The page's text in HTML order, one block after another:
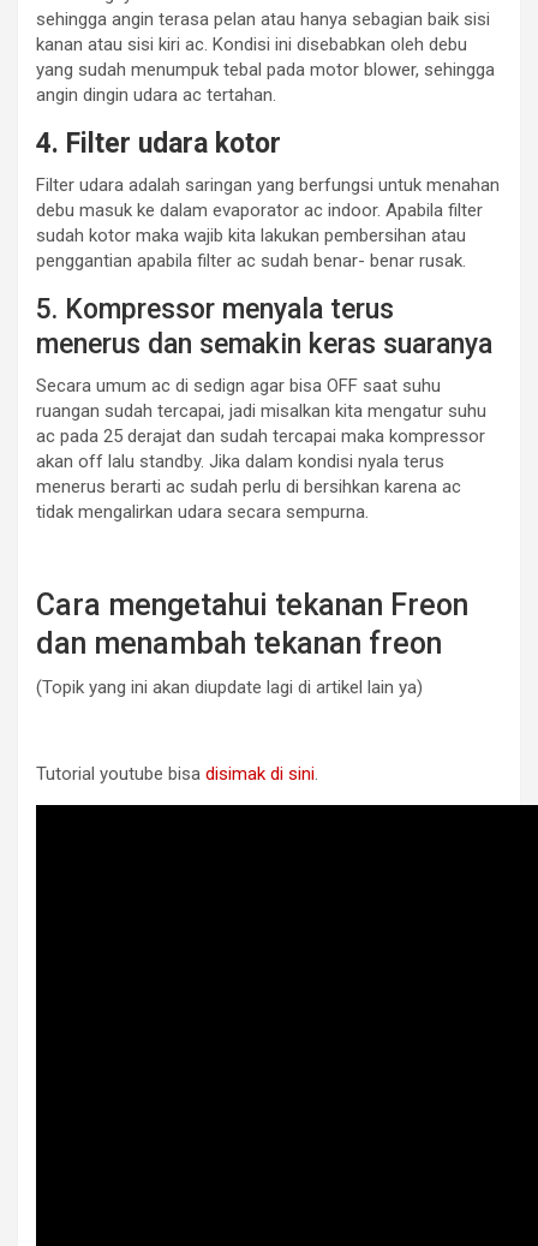
sehingga angin terasa pelan atau hanya sebagian baik sisi
kanan atau sisi kiri ac. Kondisi ini disebabkan oleh debu
yang sudah menumpuk tebal pada motor blower, sehingga
angin dingin udara ac tertahan.
4. Filter udara kotor
Filter udara adalah saringan yang berfungsi untuk menahan
debu masuk ke dalam evaporator ac indoor. Apabila filter
sudah kotor maka wajib kita lakukan pembersihan atau
penggantian apabila filter ac sudah benar- benar rusak.
5. Kompressor menyala terus
menerus dan semakin keras suaranya
Secara umum ac di sedign agar bisa OFF saat suhu
ruangan sudah tercapai, jadi misalkan kita mengatur suhu
ac pada 25 derajat dan sudah tercapai maka kompressor
akan off lalu standby. Jika dalam kondisi nyala terus
menerus berarti ac sudah perlu di bersihkan karena ac
tidak mengalirkan udara secara sempurna.
Cara mengetahui tekanan Freon
dan menambah tekanan freon
(Topik yang ini akan diupdate lagi di artikel lain ya)
Tutorial youtube bisa disimak di sini.